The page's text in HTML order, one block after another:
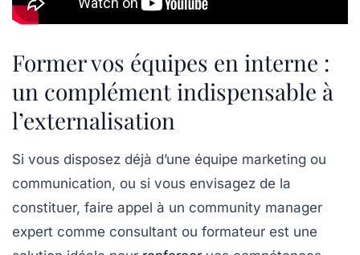
Former vos équipes en interne :
un complément indispensable à
l’externalisation
Si vous disposez déjà d’une équipe marketing ou
communication, ou si vous envisagez de la
constituer, faire appel à un community manager
expert comme consultant ou formateur est une